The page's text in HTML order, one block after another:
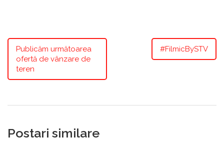
Publicăm următoarea
ofertă de vânzare de
teren
#FilmicBySTV
Postari similare